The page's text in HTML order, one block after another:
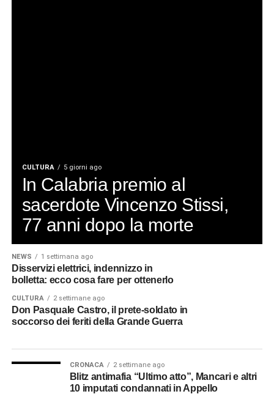
CULTURA 5 giorni ago
In Calabria premio al
sacerdote Vincenzo Stissi,
77 anni dopo la morte
NEWS 1 settimana ago
Disservizi elettrici, indennizzo in
bolletta: ecco cosa fare per ottenerlo
CULTURA 2 settimane ago
Don Pasquale Castro, il prete-soldato in
soccorso dei feriti della Grande Guerra
CRONACA 2 settimane ago
Blitz antimafia “Ultimo atto”, Mancari e altri
10 imputati condannati in Appello